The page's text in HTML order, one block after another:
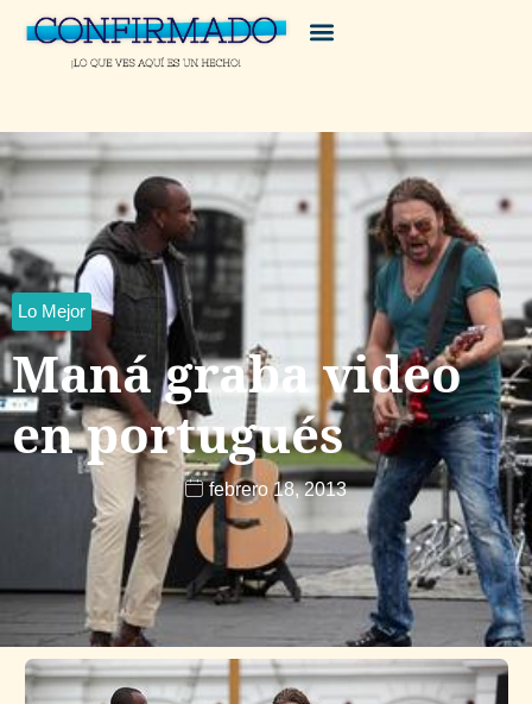
Lo Mejor
Maná graba video
en portugués
febrero 18, 2013